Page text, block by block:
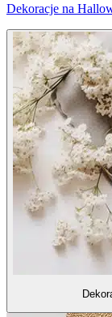
Dekoracje na